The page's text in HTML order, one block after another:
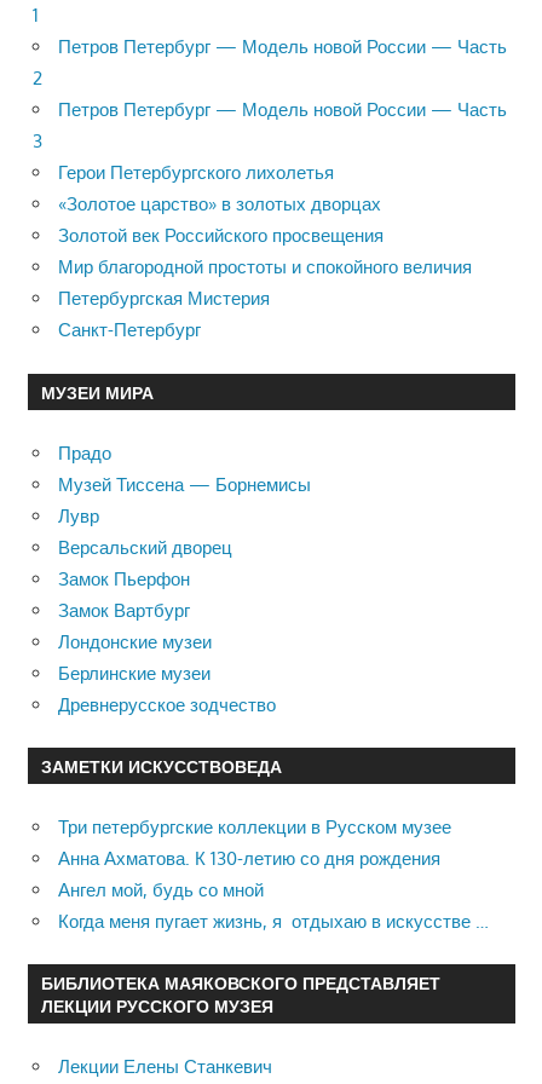
1
Петров Петербург — Модель новой России — Часть
2
Петров Петербург — Модель новой России — Часть
3
Герои Петербургского лихолетья
«Золотое царство» в золотых дворцах
Золотой век Российского просвещения
Мир благородной простоты и спокойного величия
Петербургская Мистерия
Санкт-Петербург
МУЗЕИ МИРА
Прадо
Музей Тиссена — Борнемисы
Лувр
Версальский дворец
Замок Пьерфон
Замок Вартбург
Лондонские музеи
Берлинские музеи
Древнерусское зодчество
ЗАМЕТКИ ИСКУССТВОВЕДА
Три петербургские коллекции в Русском музее
Анна Ахматова. К 130-летию со дня рождения
Ангел мой, будь со мной
Когда меня пугает жизнь, я отдыхаю в искусстве …
БИБЛИОТЕКА МАЯКОВСКОГО ПРЕДСТАВЛЯЕТ
ЛЕКЦИИ РУССКОГО МУЗЕЯ
Лекции Елены Станкевич